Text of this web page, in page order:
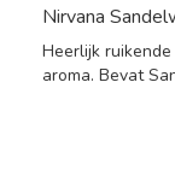
Nirvana
Heerlijk
aroma. Bevat